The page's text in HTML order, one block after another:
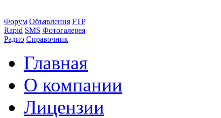
Форум Объявления FTP
Rapid SMS Фотогалерея
Радио Справочник
Главная
О компании
Лицензии